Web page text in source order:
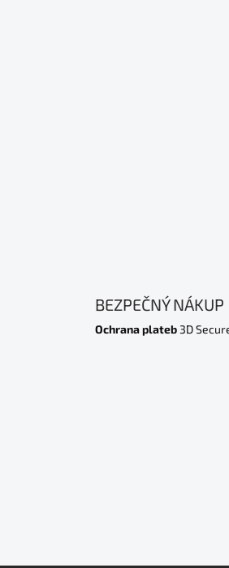
BEZPEČNÝ NÁKUP
Ochrana plateb3D